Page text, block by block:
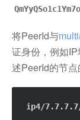
将PeerId与
证身份，例如
述PeerId的节